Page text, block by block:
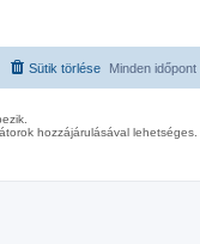
Minden időpont
Sütik törlése
hozzájárulásával lehetséges.